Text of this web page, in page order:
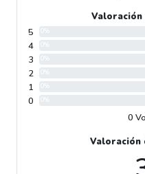
Valoración
5
4
3
2
1
0
0
Valoración